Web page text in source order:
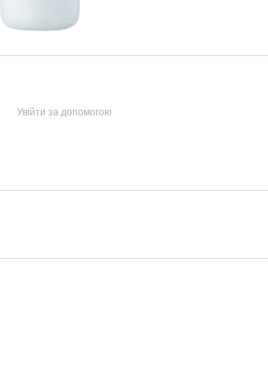
Увійти за допомогою